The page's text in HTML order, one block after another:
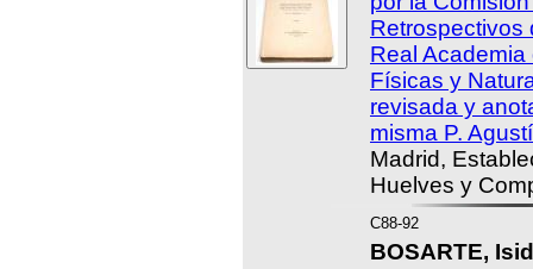
Retrospectivos
Real
Físicas y
revisada y
misma P.
Madrid,
Huelves y
C88-92
BOSARTE,